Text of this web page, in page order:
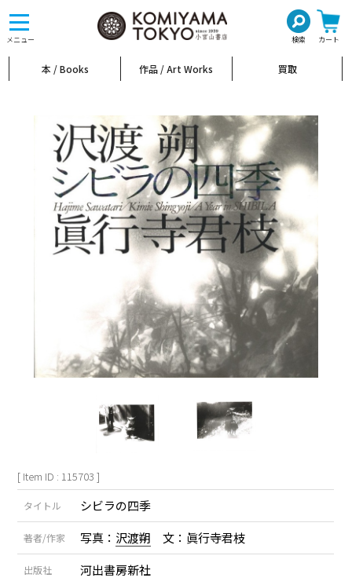
メニュー 検索 カート
toggle
navigation
本 / Books 作品 / Art Works 買取
[ Item ID : 115703 ]
タイトル シビラの四季
著者/作家 写真： 沢渡朔 文：眞行寺君枝
出版社 河出書房新社